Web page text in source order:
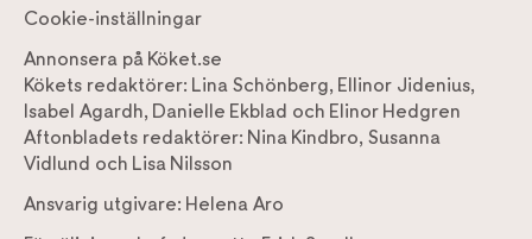
Cookie-inställningar
Annonsera på Köket.se
Kökets redaktörer: Lina Schönberg, Ellinor Jidenius,
Isabel Agardh, Danielle Ekblad och Elinor Hedgren
Aftonbladets redaktörer: Nina Kindbro, Susanna
Vidlund och Lisa Nilsson
Ansvarig utgivare: Helena Aro